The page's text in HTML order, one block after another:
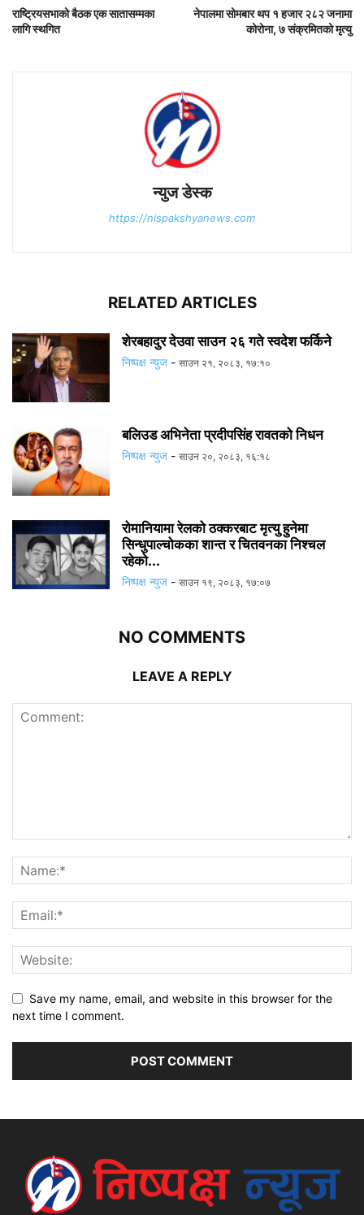
राष्ट्रियसभाको बैठक एक सातासम्मका
लागि स्थगित
नेपालमा सोमबार थप १ हजार २८२ जनामा
कोरोना, ७ संक्रमितको मृत्यु
न्युज डेस्क
https://nispakshyanews.com
RELATED ARTICLES
शेरबहादुर देउवा साउन २६ गते स्वदेश फर्किने
निष्पक्ष न्युज - साउन २१, २०८३, १७:१०
बलिउड अभिनेता प्रदीपसिंह रावतको निधन
निष्पक्ष न्युज - साउन २०, २०८३, १६:१८
रोमानियामा रेलको ठक्करबाट मृत्यु हुनेमा
सिन्धुपाल्चोकका शान्त र चितवनका निश्चल
रहेको...
निष्पक्ष न्युज - साउन १९, २०८३, १७:०७
NO COMMENTS
LEAVE A REPLY
Save my name, email, and website in this browser for the
next time I comment.